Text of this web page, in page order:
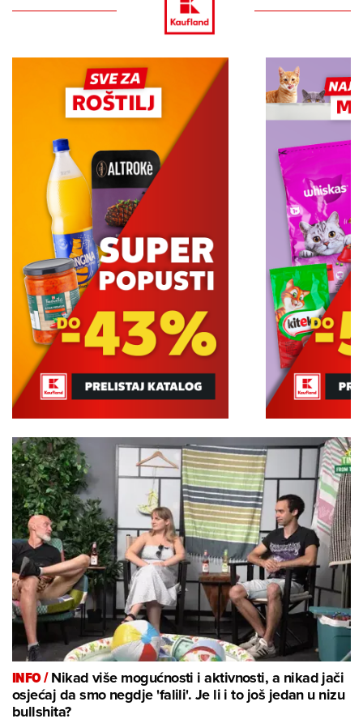
INFO /Nikad više mogućnosti i aktivnosti, a nikad jači
osjećaj da smo negdje 'falili'. Je li i to još jedan u nizu
bullshita?